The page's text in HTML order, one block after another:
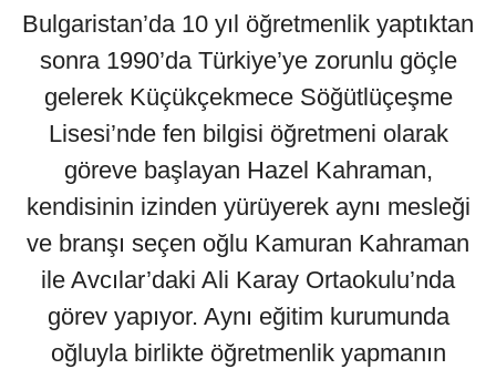
Bulgaristan’da 10 yıl öğretmenlik yaptıktan
sonra 1990’da Türkiye’ye zorunlu göçle
gelerek Küçükçekmece Söğütlüçeşme
Lisesi’nde fen bilgisi öğretmeni olarak
göreve başlayan Hazel Kahraman,
kendisinin izinden yürüyerek aynı mesleği
ve branşı seçen oğlu Kamuran Kahraman
ile Avcılar’daki Ali Karay Ortaokulu’nda
görev yapıyor. Aynı eğitim kurumunda
oğluyla birlikte öğretmenlik yapmanın